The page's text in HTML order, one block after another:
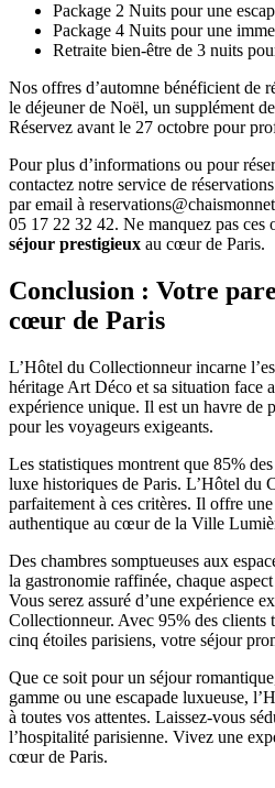
Package 2 Nuits pour une
Package 4 Nuits pour une
Retraite bien-être de 3 nuits
Nos offres d’automne bénéficient de
le déjeuner de Noël, un supplément
Réservez avant le 27 octobre pour
Pour plus d’informations ou pour
contactez notre service de
par email à
05 17 22 32 42. Ne manquez pas ces
séjour prestigieux au cœur de Paris.
Conclusion : Votre
cœur de Paris
L’Hôtel du Collectionneur incarne
héritage Art Déco et sa situation face
expérience unique. Il est un havre de
pour les voyageurs exigeants.
Les statistiques montrent que 85%
luxe historiques de Paris. L’Hôtel du
parfaitement à ces critères. Il offre
authentique au cœur de la Ville
Des chambres somptueuses aux
la gastronomie raffinée, chaque
Vous serez assuré d’une expérience
Collectionneur. Avec 95% des clients
cinq étoiles parisiens, votre séjour
Que ce soit pour un séjour
gamme ou une escapade luxueuse,
à toutes vos attentes. Laissez-vous
l’hospitalité parisienne. Vivez une
cœur de Paris.